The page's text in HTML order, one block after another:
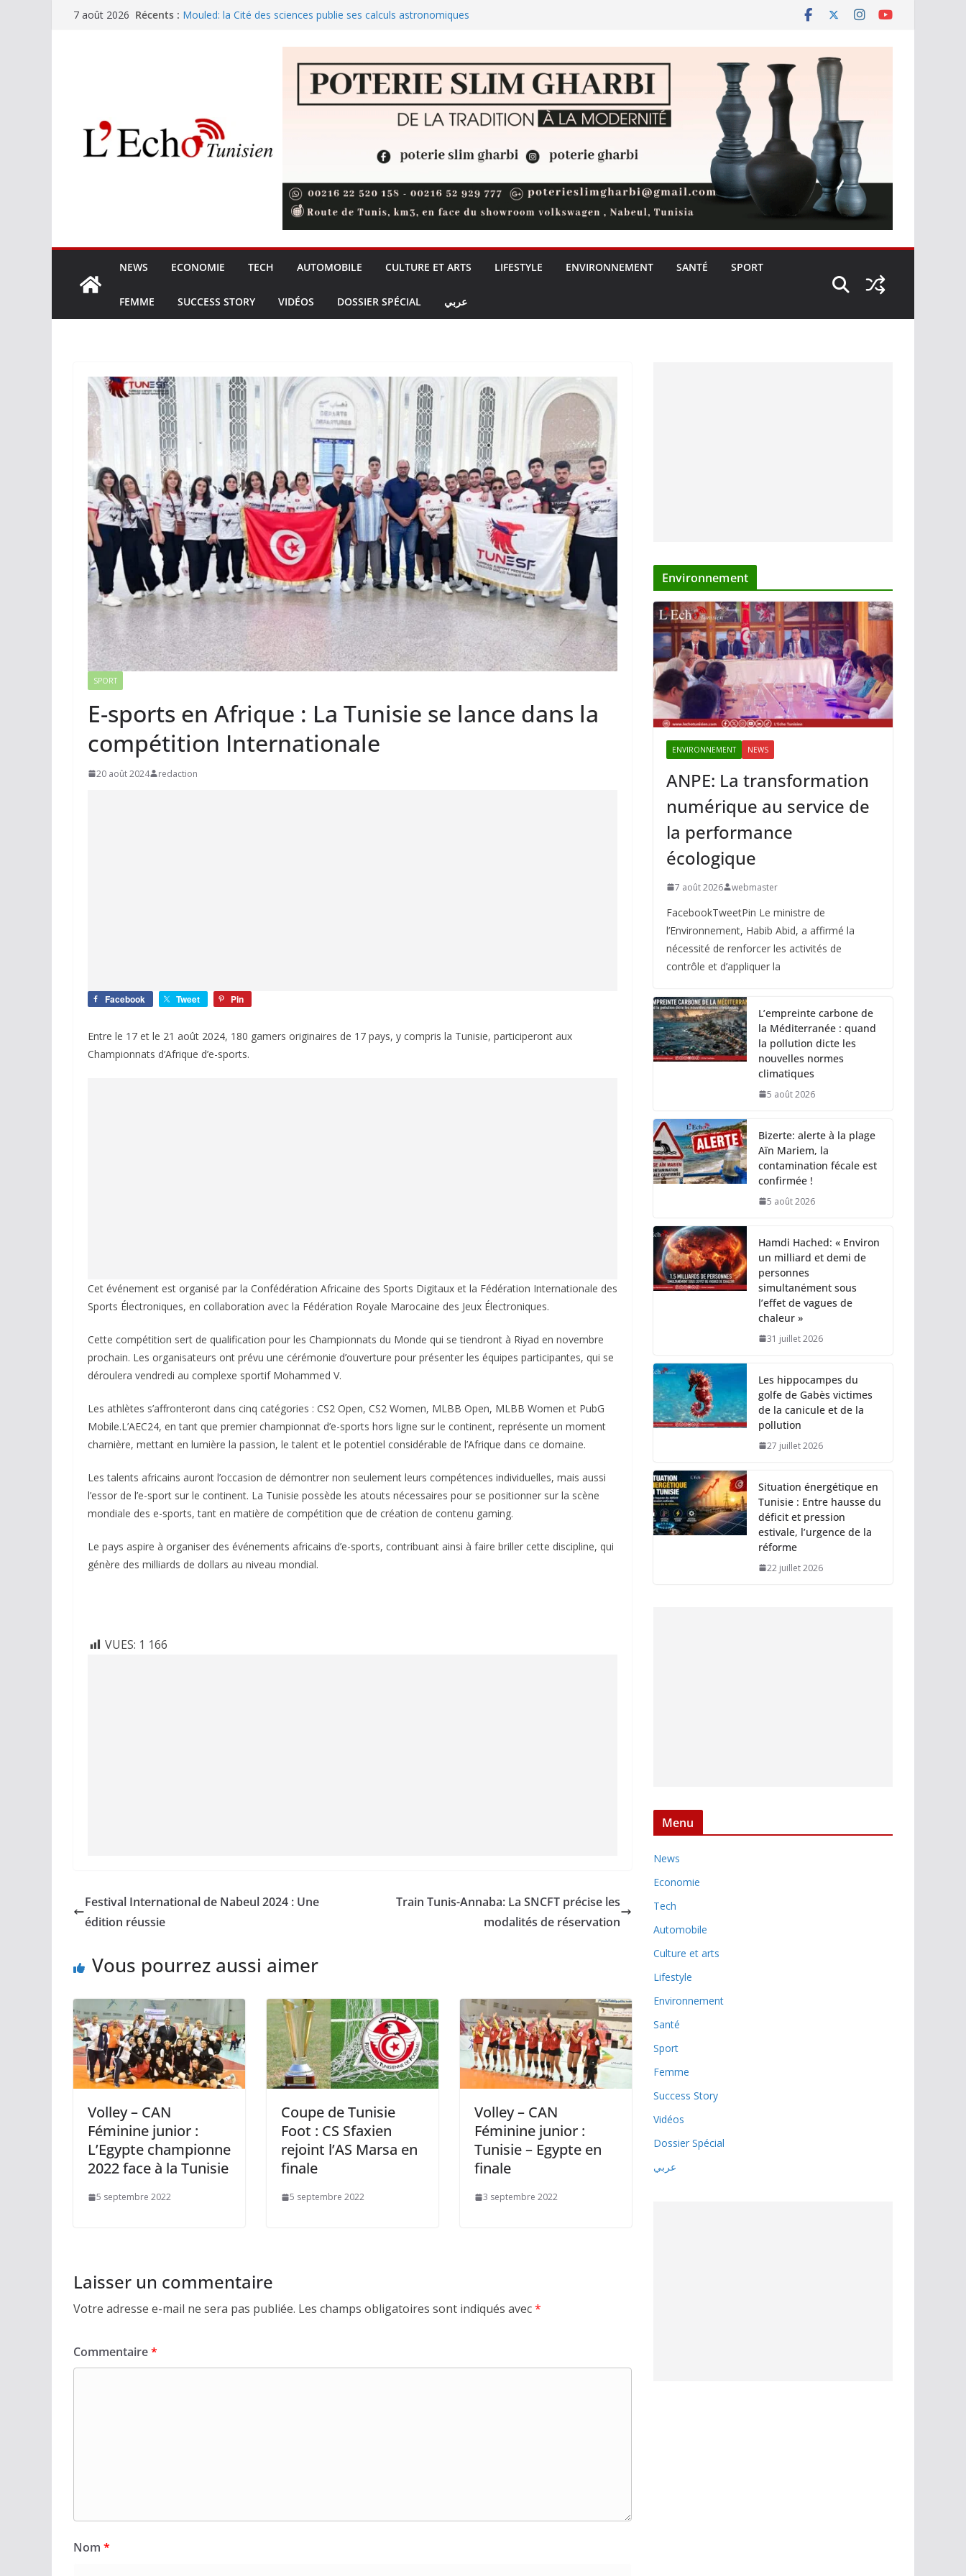
Passer7 août 2026 Récents : Mouled: la Cité des sciences publie ses calculs astronomiques
bouleverser les coûts de fabrication
TSMC stocke 1 Md$ de puces A20 Pro : la pénurie de DRAM
menace-t-elle les iPhone 18 Pro ?
ANPE: La transformation numérique au service de la
performance écologique
NEWS ECONOMIE TECH AUTOMOBILE CULTURE ET ARTS LIFESTYLE ENVIRONNEMENT SANTÉ SPORT
FEMME SUCCESS STORY VIDÉOS DOSSIER SPÉCIAL عربي
SPORT
E-sports en Afrique : La Tunisie se lance dans la
compétition Internationale
20 août 2024 redaction
Facebook Tweet Pin
Entre le 17 et le 21 août 2024, 180 gamers originaires de 17 pays, y compris la Tunisie, participeront aux
Championnats d’Afrique d’e-sports.
Cet événement est organisé par la Confédération Africaine des Sports Digitaux et la Fédération Internationale des
Sports Électroniques, en collaboration avec la Fédération Royale Marocaine des Jeux Électroniques.
Cette compétition sert de qualification pour les Championnats du Monde qui se tiendront à Riyad en novembre
prochain. Les organisateurs ont prévu une cérémonie d’ouverture pour présenter les équipes participantes, qui se
déroulera vendredi au complexe sportif Mohammed V.
Les athlètes s’affronteront dans cinq catégories : CS2 Open, CS2 Women, MLBB Open, MLBB Women et PubG
Mobile.L’AEC24, en tant que premier championnat d’e-sports hors ligne sur le continent, représente un moment
charnière, mettant en lumière la passion, le talent et le potentiel considérable de l’Afrique dans ce domaine.
Les talents africains auront l’occasion de démontrer non seulement leurs compétences individuelles, mais aussi
l’essor de l’e-sport sur le continent. La Tunisie possède les atouts nécessaires pour se positionner sur la scène
mondiale des e-sports, tant en matière de compétition que de création de contenu gaming.
Le pays aspire à organiser des événements africains d’e-sports, contribuant ainsi à faire briller cette discipline, qui
génère des milliards de dollars au niveau mondial.
VUES: 1 166
Festival International de Nabeul 2024 : Une
édition réussie
Train Tunis-Annaba: La SNCFT précise les
modalités de réservation
Vous pourrez aussi aimer
Volley – CAN
Féminine junior :
L’Egypte championne
2022 face à la Tunisie
5 septembre 2022
Coupe de Tunisie
Foot : CS Sfaxien
rejoint l’AS Marsa en
finale
5 septembre 2022
Volley – CAN
Féminine junior :
Tunisie – Egypte en
finale
3 septembre 2022
Laisser un commentaire
Votre adresse e-mail ne sera pas publiée. Les champs obligatoires sont indiqués avec*
Commentaire*
Nom *
Environnement
ENVIRONNEMENT NEWS
ANPE: La transformation
numérique au service de
la performance
écologique
7 août 2026 webmaster
FacebookTweetPin Le ministre de
l’Environnement, Habib Abid, a affirmé la
nécessité de renforcer les activités de
contrôle et d’appliquer la
L’empreinte carbone de
la Méditerranée : quand
la pollution dicte les
nouvelles normes
climatiques
5 août 2026
Bizerte: alerte à la plage
Aïn Mariem, la
contamination fécale est
confirmée !
5 août 2026
Hamdi Hached: « Environ
un milliard et demi de
personnes
simultanément sous
l’effet de vagues de
chaleur »
31 juillet 2026
Les hippocampes du
golfe de Gabès victimes
de la canicule et de la
pollution
27 juillet 2026
Situation énergétique en
Tunisie : Entre hausse du
déficit et pression
estivale, l’urgence de la
réforme
22 juillet 2026
Menu
News
Economie
Tech
Automobile
Culture et arts
Lifestyle
Environnement
Santé
Sport
Femme
Success Story
Vidéos
Dossier Spécial
عربي